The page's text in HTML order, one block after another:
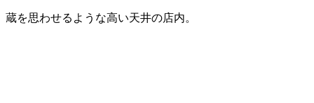
蔵を思わせるような高い天井の店内。